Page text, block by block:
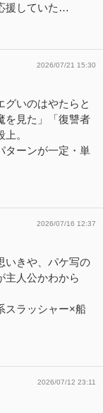
援していた…
2026/07/21 15:30
グいのはやたらと
を見た」「復讐者
。
ターンが一定・単
2026/07/16 12:37
いきや、パケ写の
主人公かわから
スラッシャー×船
2026/07/12 23:11